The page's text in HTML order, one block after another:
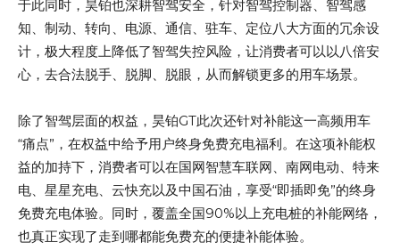
于此同时，昊铂也深耕智驾安全，针对智驾控制器、智驾感
知、制动、转向、电源、通信、驻车、定位八大方面的冗余设
计，极大程度上降低了智驾失控风险，让消费者可以以八倍安
心，去合法脱手、脱脚、脱眼，从而解锁更多的用车场景。
除了智驾层面的权益，昊铂GT此次还针对补能这一高频用车
“痛点”，在权益中给予用户终身免费充电福利。在这项补能权
益的加持下，消费者可以在国网智慧车联网、南网电动、特来
电、星星充电、云快充以及中国石油，享受“即插即免”的终身
免费充电体验。同时，覆盖全国90%以上充电桩的补能网络，
也真正实现了走到哪都能免费充的便捷补能体验。